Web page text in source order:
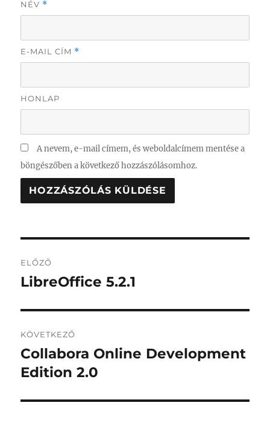
NÉV *
E-MAIL CÍM *
HONLAP
A nevem, e-mail címem, és weboldalcímem mentése a
böngészőben a következő hozzászólásomhoz.
navigáció
ELŐZŐ
Korábbi
LibreOffice 5.2.1
KÖVETKEZŐ
Következő
bejegyzés:
Collabora Online Development
Edition 2.0